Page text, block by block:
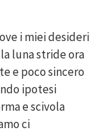
i miei desideri
luna stride ora
e poco sincero
ipotesi
e scivola
ci